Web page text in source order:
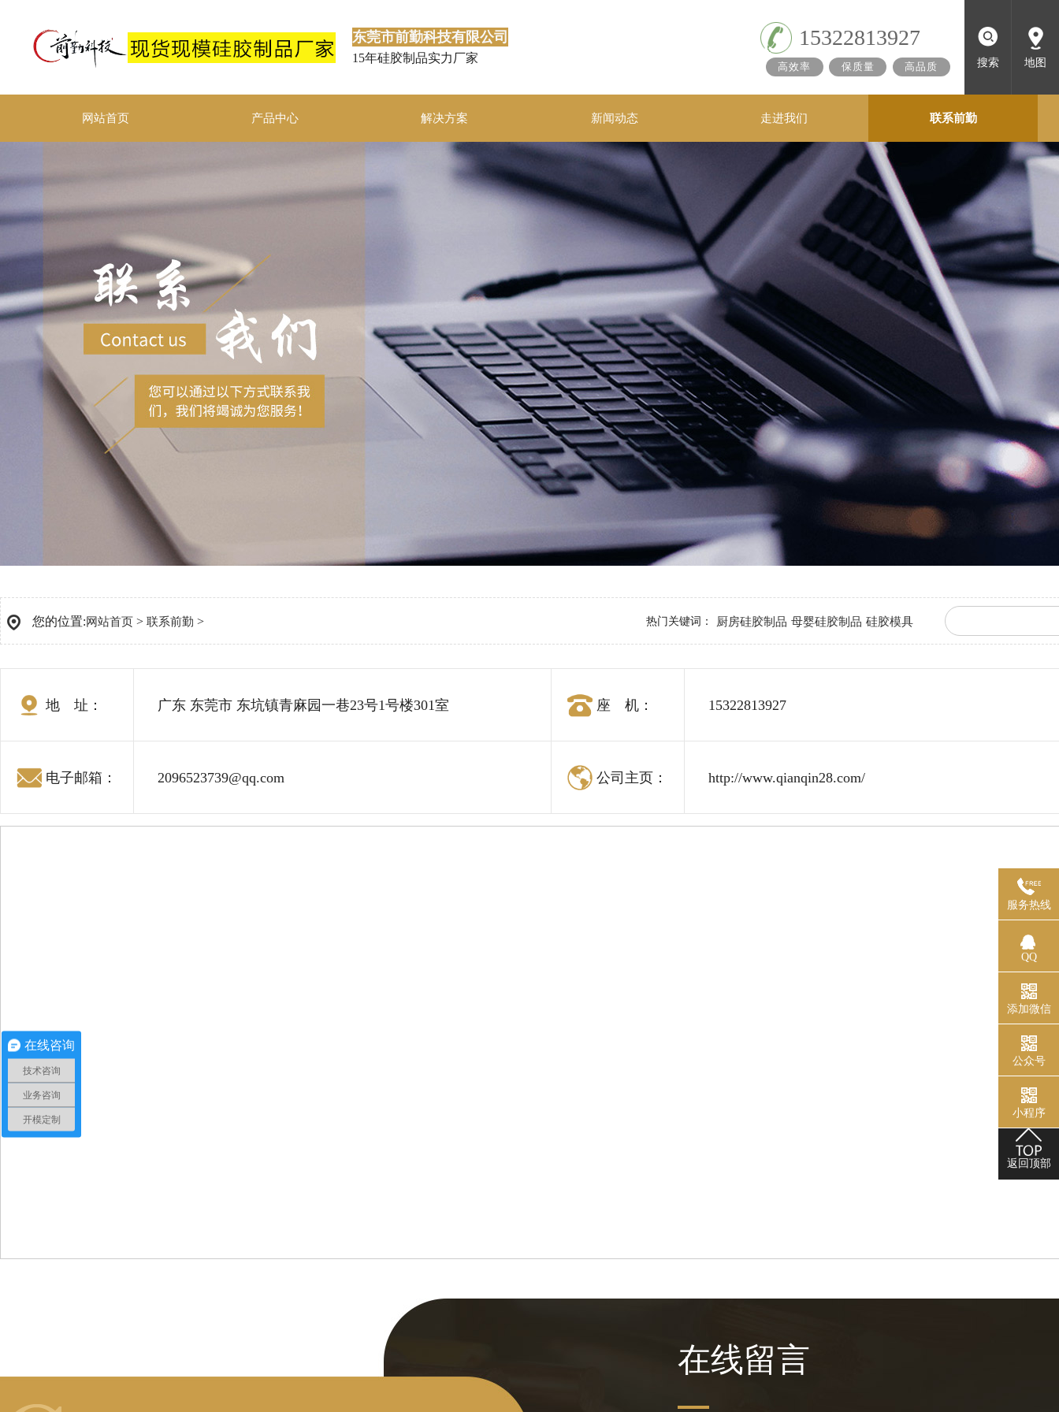
东莞市前勤科技有限公司
15年硅胶制品实力厂家
15322813927
高效率 保质量 高品质 搜索 地图
网站首页 产品中心 解决方案 新闻动态 走进我们 联系前勤
您的位置:网站首页 > 联系前勤 > 热门关键词： 厨房硅胶制品 母婴硅胶制品 硅胶模具
地 址： 广东 东莞市 东坑镇青麻园一巷23号1号楼301室 座 机： 15322813927
电子邮箱： 2096523739@qq.com 公司主页： http://www.qianqin28.com/
在线留言
服务热线
QQ
添加微信
公众号
小程序
返回顶部
在线咨询
技术咨询
业务咨询
开模定制